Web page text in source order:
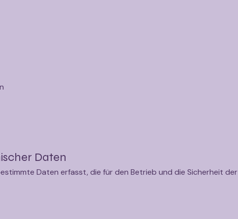
Daten
Daten erfasst, die für den Betrieb und die Sicherheit der